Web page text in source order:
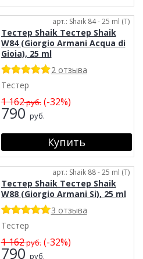
арт.: Shaik 84 - 25 ml (T)
Тестер Shaik Тестер Shaik
W84 (Giorgio Armani Acqua di
Gioia), 25 ml
2 отзыва
Тестер
1 162руб.(-32%)
790 руб.
арт.: Shaik 88 - 25 ml (T)
Тестер Shaik Тестер Shaik
W88 (Giorgio Armani Si), 25 ml
3 отзыва
Тестер
1 162руб.(-32%)
790 руб.